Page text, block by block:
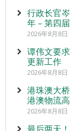
行政长官
年 – 第四
2026年8月8日
谭伟文要
更新工作
2026年8月8日
港珠澳大
港澳物流
2026年8月8日